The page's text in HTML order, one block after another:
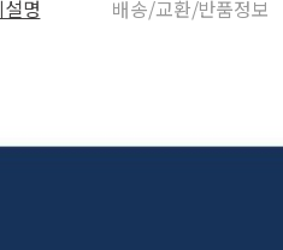
명 배송/교환/반품정보